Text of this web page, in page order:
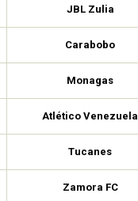
JBL Zulia
Carabobo
Monagas
Atlético Venezuela
Tucanes
Zamora FC